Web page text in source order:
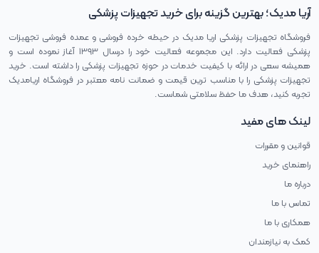
آریا مدیک؛ بهترین گزینه برای خرید تجهیزات پزشکی
فروشگاه تجهیزات پزشکی اریا مدیک در حیطه خرده فروشی و عمده فروشی تجهیزات
پزشکی فعالیت دارد. این مجموعه فعالیت خود را درسال ۱۳۹۳ آغاز نموده است و
همیشه سعی در ارائه با کیفیت خدمات در حوزه تجهیزات پزشکی را داشته است. خرید
تجهیزات پزشکی را با مناسب ترین قیمت و ضمانت نامه معتبر در فروشگاه اریامدیک
تجربه کنید، هدف ما حفظ سلامتی شماست.
لینک های مفید
قوانین و مقررات
راهنمای خرید
درباره ما
تماس با ما
همکاری با ما
کمک به نیازمندان